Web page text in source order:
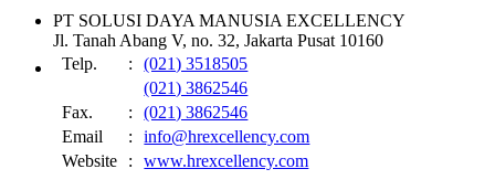
PT SOLUSI DAYA MANUSIA EXCELLENCY
Jl. Tanah Abang V, no. 32, Jakarta Pusat 10160
Telp.
:
(021) 3518505
(021) 3862546
Fax.
:
(021) 3862546
Email
:
info@hrexcellency.com
Website
: www.hrexcellency.com